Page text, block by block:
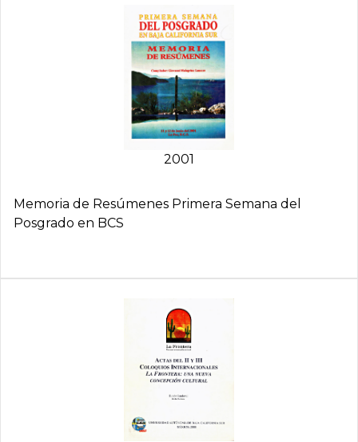
2001
Memoria de Resúmenes Primera Semana del
Posgrado en BCS